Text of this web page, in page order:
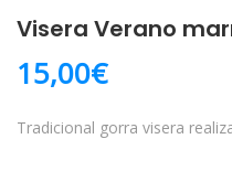
Visera Verano
15,00€
Tradicional gorra visera